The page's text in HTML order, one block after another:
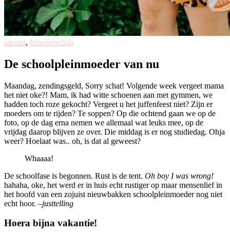
kleuter, Moederschap
De schoolpleinmoeder van nu
Maandag, zendingsgeld, Sorry schat! Volgende week vergeet mama
het niet oke?! Mam, ik had witte schoenen aan met gymmen, we
hadden toch roze gekocht? Vergeet u het juffenfeest niet? Zijn er
moeders om te rijden? Te soppen? Op die ochtend gaan we op de
foto, op de dag erna nemen we allemaal wat leuks mee, op de
vrijdag daarop blijven ze over. Die middag is er nog studiedag. Ohja
weer? Hoelaat was.. oh, is dat al geweest?
Whaaaa!
De schoolfase is begonnen. Rust is de tent. Oh boy I was wrong!
hahaha, oke, het werd er in huis echt rustiger op maar mensenlief in
het hoofd van een zojuist nieuwbakken schoolpleinmoeder nog niet
echt hoor. –justtelling
Hoera bijna vakantie!